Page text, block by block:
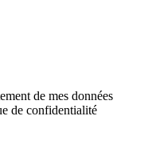
de mes données
de confidentialité